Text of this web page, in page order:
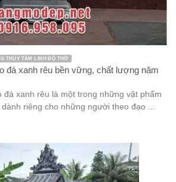
THỦY TÂM LINH ĐỒ THỜ
đá xanh rêu bền vững, chất lượng năm
xanh rêu là một trong những vật phẩm
riêng cho những người theo đạo ...